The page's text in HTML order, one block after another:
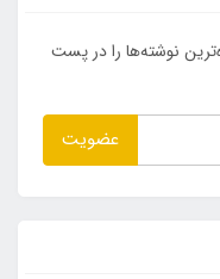
نوشته‌ها را در پست
عضویت